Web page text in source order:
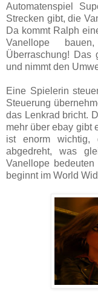
Automatenspiel
Strecken gibt, die
Da kommt Ralph
Vanellope
Überraschung! Das
und nimmt den
Eine Spielerin
Steuerung
das Lenkrad bricht.
mehr über ebay gibt
ist enorm wichtig,
abgedreht, was
Vanellope
beginnt im World